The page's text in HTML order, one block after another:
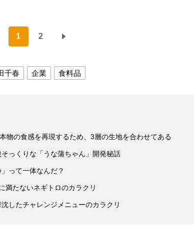
1 2
千春 企業 食料品
物の食感を再現するため、3層の生地を合わせてある
っくりな「うな蒲ちゃん」開発秘話
って一体なんだ？
たないネギトロのカラクリ
したチャレンジメニューのカラクリ